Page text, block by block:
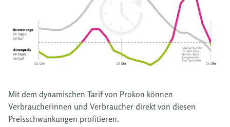
Mit dem dynamischen Tarif von Prokon können
Verbraucherinnen und Verbraucher direkt von diesen
Preisschwankungen profitieren.